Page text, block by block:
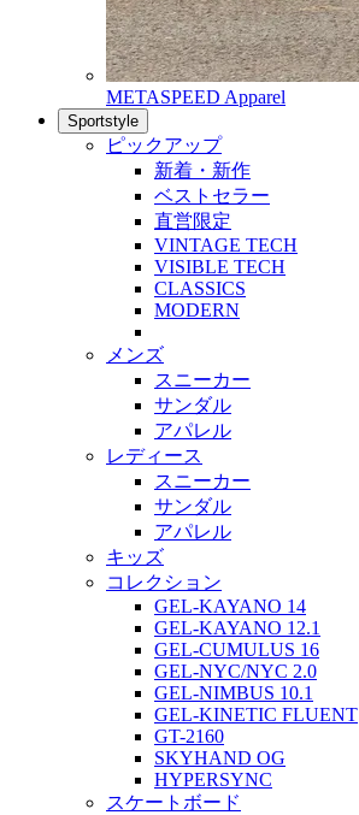
METASPEED Apparel
Sportstyle
ピックアップ
新着・新作
ベストセラー
直営限定
VINTAGE TECH
VISIBLE TECH
CLASSICS
MODERN
メンズ
スニーカー
サンダル
アパレル
レディース
スニーカー
サンダル
アパレル
キッズ
コレクション
GEL-KAYANO 14
GEL-KAYANO 12.1
GEL-CUMULUS 16
GEL-NYC/NYC 2.0
GEL-NIMBUS 10.1
GEL-KINETIC FLUENT
GT-2160
SKYHAND OG
HYPERSYNC
スケートボード